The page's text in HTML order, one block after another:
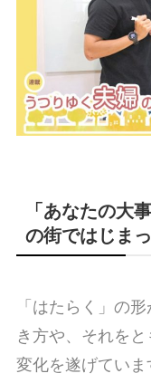
「あなたの大
の街ではじま
「はたらく」の
き方や、それを
変化を遂げてい